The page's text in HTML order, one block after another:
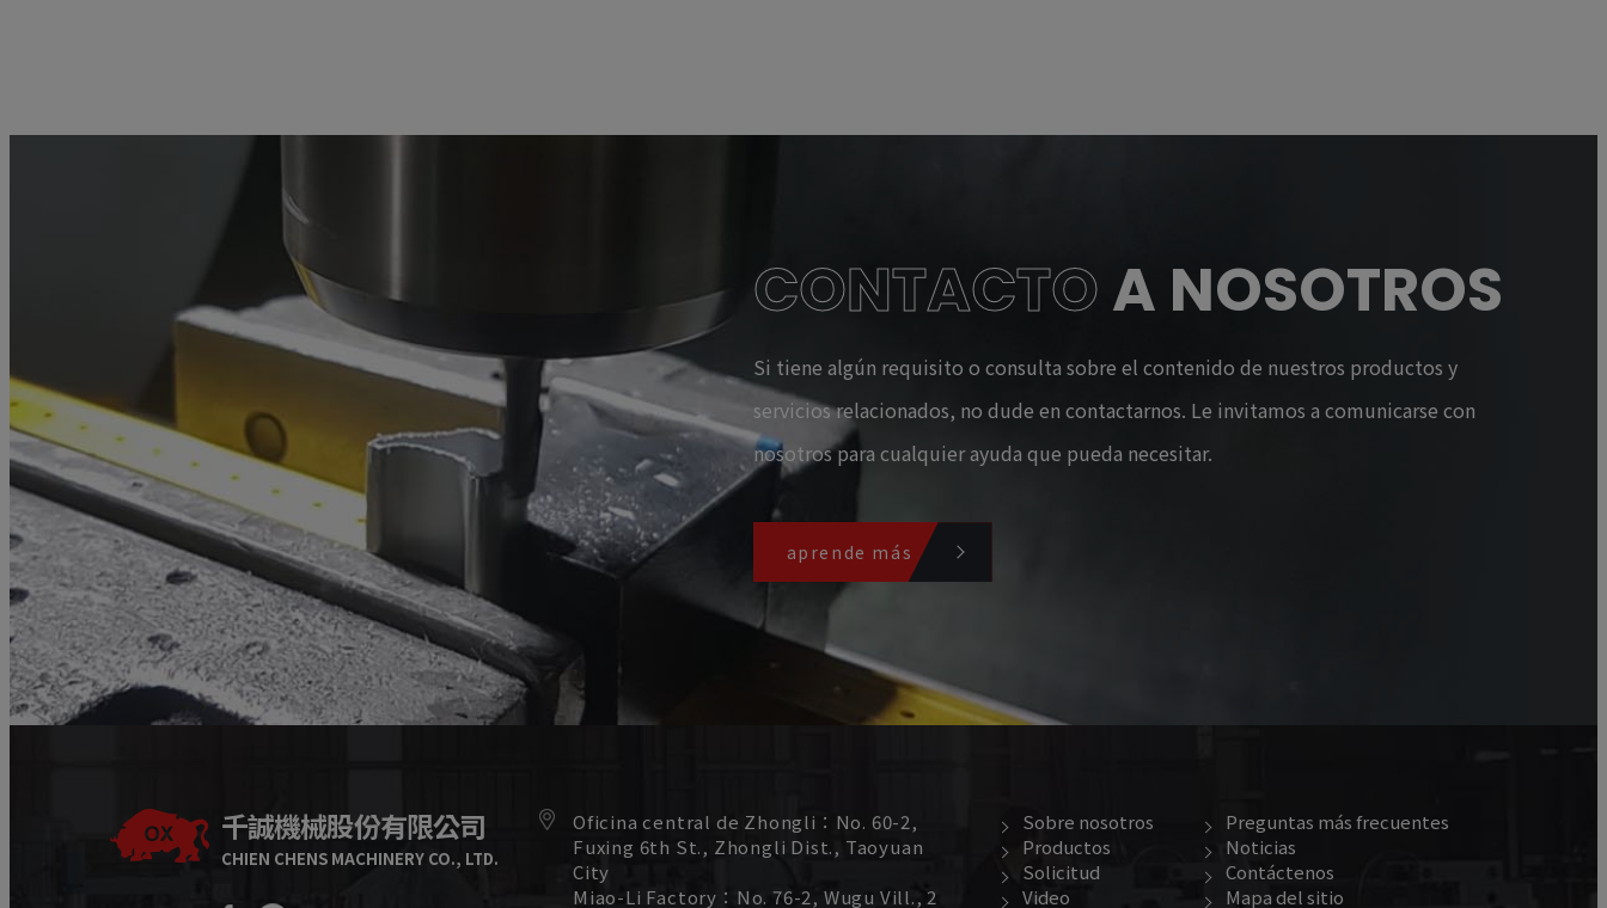
CONTACTOA NOSOTROS
Si tiene algún requisito o consulta sobre el contenido de nuestros productos y
servicios relacionados, no dude en contactarnos. Le invitamos a comunicarse con
nosotros para cualquier ayuda que pueda necesitar.
aprende más
千誠機械股份有限公司
CHIEN CHENS MACHINERY CO., LTD.
Oficina central de Zhongli： No. 60-2,
Fuxing 6th St., Zhongli Dist., Taoyuan
City
Miao-Li Factory： No. 76-2, Wugu Vill., 2
Sobre nosotros
Productos
Solicitud
Video
Preguntas más frecuentes
Noticias
Contáctenos
Mapa del sitio